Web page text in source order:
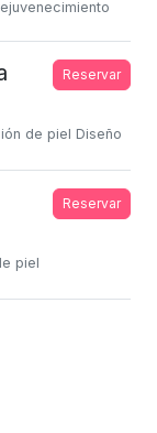
Reservar
de piel Diseño
Reservar
piel